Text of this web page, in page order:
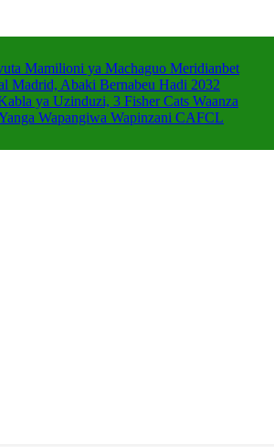
Mamilioni ya Machaguo Meridianbet
Madrid, Abaki Bernabeu Hadi 2032
ya Uzinduzi, 3 Fisher Cats Waanza
Wapangiwa Wapinzani CAFCL